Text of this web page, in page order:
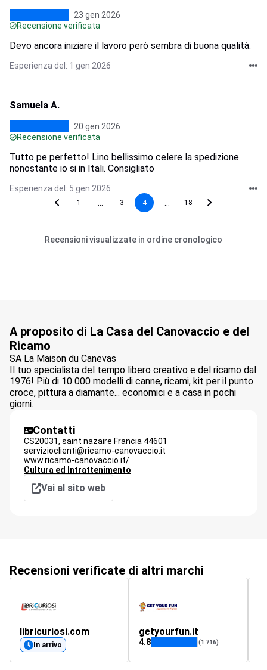
23 gen 2026
Recensione verificata
Devo ancora iniziare il lavoro però sembra di buona qualità.
Esperienza del: 1 gen 2026
Samuela A.
20 gen 2026
Recensione verificata
Tutto pe perfetto! Lino bellissimo celere la spedizione
nonostante io si in Itali. Consigliato
Esperienza del: 5 gen 2026
1 3 4 18
Recensioni visualizzate in ordine cronologico
A proposito di La Casa del Canovaccio e del
Ricamo
SA La Maison du Canevas
Il tuo specialista del tempo libero creativo e del ricamo dal
1976! Più di 10 000 modelli di canne, ricami, kit per il punto
croce, pittura a diamante... economici e a casa in pochi
giorni.
Contatti
CS20031, saint nazaire Francia 44601
servizioclienti@ricamo-canovaccio.it
www.ricamo-canovaccio.it/
Cultura ed Intrattenimento
Vai al sito web
Recensioni verificate di altri marchi
libricuriosi.com
In arrivo
getyourfun.it
4.8 (1 716)